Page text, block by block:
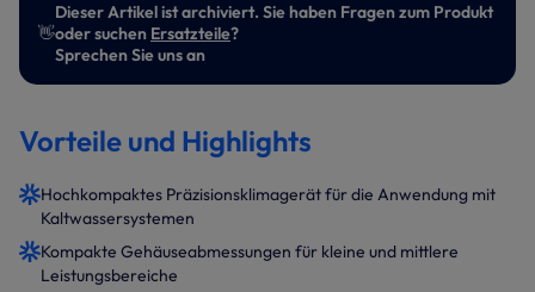
👋
Dieser Artikel ist archiviert. Sie haben Fragen zum Produkt
oder suchen Ersatzteile?
Sprechen Sie uns an
Vorteile und Highlights
Hochkompaktes Präzisionsklimagerät für die Anwendung mit
Kaltwassersystemen
Kompakte Gehäuseabmessungen für kleine und mittlere
Leistungsbereiche